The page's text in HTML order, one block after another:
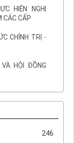
HIỆN NGHỊ
CÁC CẤP
CHÍNH TRỊ -
HỘI ĐỒNG
246